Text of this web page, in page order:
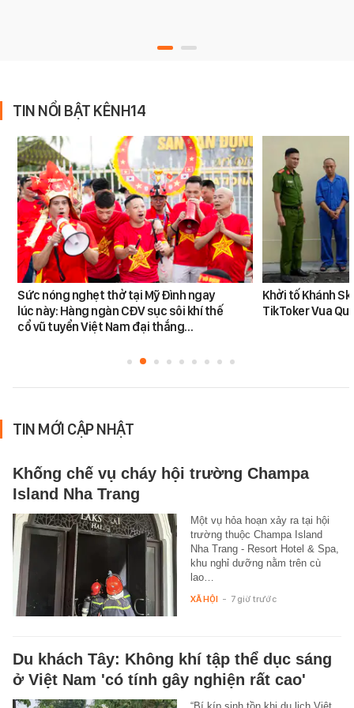
TIN NỔI BẬT KÊNH14
Sức nóng nghẹt thở tại Mỹ Đình ngay
lúc này: Hàng ngàn CĐV sục sôi khí thế
cổ vũ tuyển Việt Nam đại thắng…
Khởi tố Khánh
TikToker Vua
TIN MỚI CẬP NHẬT
Khống chế vụ cháy hội trường Champa
Island Nha Trang
Một vụ hỏa hoạn xảy ra tại hội
trường thuộc Champa Island
Nha Trang - Resort Hotel & Spa,
khu nghỉ dưỡng nằm trên cù
lao…
XÃ HỘI - 7 giờ trước
Du khách Tây: Không khí tập thể dục sáng
ở Việt Nam 'có tính gây nghiện rất cao'